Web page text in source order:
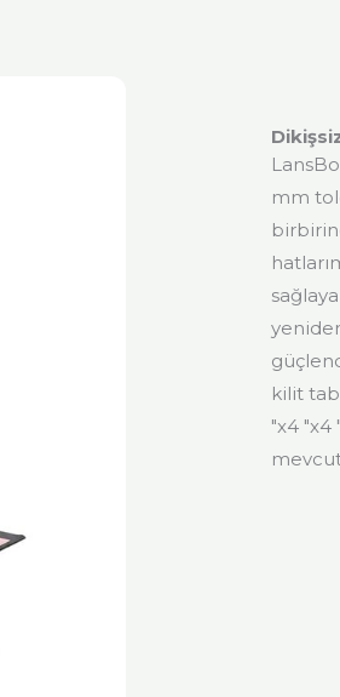
mm
kilit
″x4